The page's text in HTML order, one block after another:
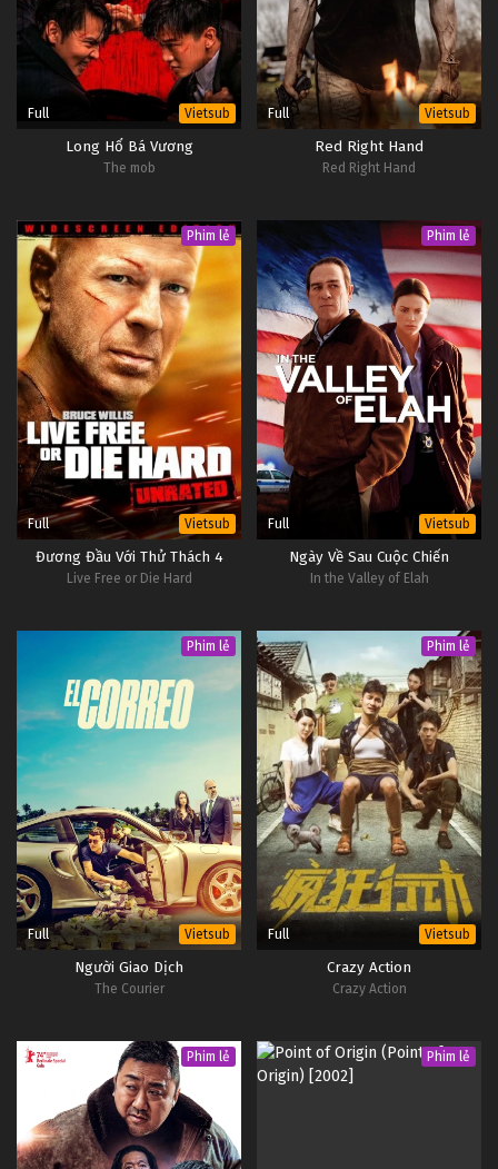
Full Vietsub
Long Hổ Bá Vương
The mob
Full Vietsub
Red Right Hand
Red Right Hand
Phim lẻ
Full Vietsub
Đương Đầu Với Thử Thách 4
Live Free or Die Hard
Phim lẻ
Full Vietsub
Ngày Về Sau Cuộc Chiến
In the Valley of Elah
Phim lẻ
Full Vietsub
Người Giao Dịch
The Courier
Phim lẻ
Full Vietsub
Crazy Action
Crazy Action
Phim lẻ Phim lẻ